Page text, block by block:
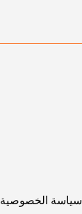
سياسة الخصوصية